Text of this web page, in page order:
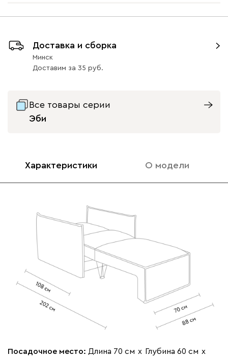
(Mustard)
(Smoke)
310 430
Вертикаль
Доставка и сборка
Минск
Доставим за 35
Все товары серии
Эби
Характеристики О модели
Посадочное место: Длина 70 см х Глубина 60 см х